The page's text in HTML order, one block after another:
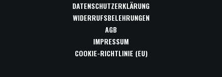
DATENSCHUTZERKLÄRUNG
WIDERRUFSBELEHRUNGEN
AGB
IMPRESSUM
COOKIE-RICHTLINIE (EU)